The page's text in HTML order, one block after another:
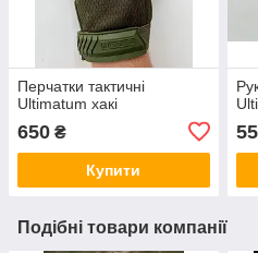
Перчатки тактичні
Ultimatum хакі
650 ₴
Купити
Подібні товари компанії